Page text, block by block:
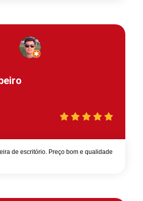
de escritório. Preço bom e qualidade